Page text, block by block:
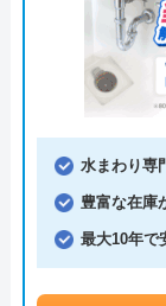
水まわり専
豊富な在庫
最大10年で